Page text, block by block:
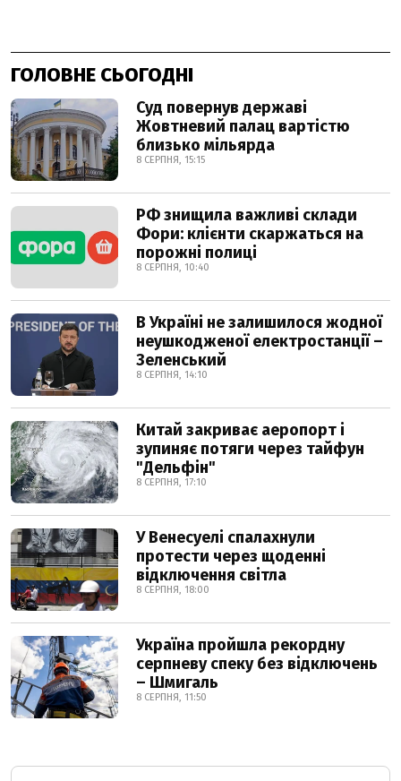
ГОЛОВНЕ СЬОГОДНІ
Суд повернув державі
Жовтневий палац вартістю
близько мільярда
8 СЕРПНЯ, 15:15
РФ знищила важливі склади
Фори: клієнти скаржаться на
порожні полиці
8 СЕРПНЯ, 10:40
В Україні не залишилося жодної
неушкодженої електростанції –
Зеленський
8 СЕРПНЯ, 14:10
Китай закриває аеропорт і
зупиняє потяги через тайфун
"Дельфін"
8 СЕРПНЯ, 17:10
У Венесуелі спалахнули
протести через щоденні
відключення світла
8 СЕРПНЯ, 18:00
Україна пройшла рекордну
серпневу спеку без відключень
– Шмигаль
8 СЕРПНЯ, 11:50